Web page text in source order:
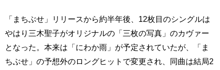
「まちぶせ」リリースから約半年後、12枚目のシングルは
やはり三木聖子がオリジナルの「三枚の写真」のカヴァー
となった。本来は「にわか雨」が予定されていたが、「ま
ちぶせ」の予想外のロングヒットで変更され、同曲は結局2